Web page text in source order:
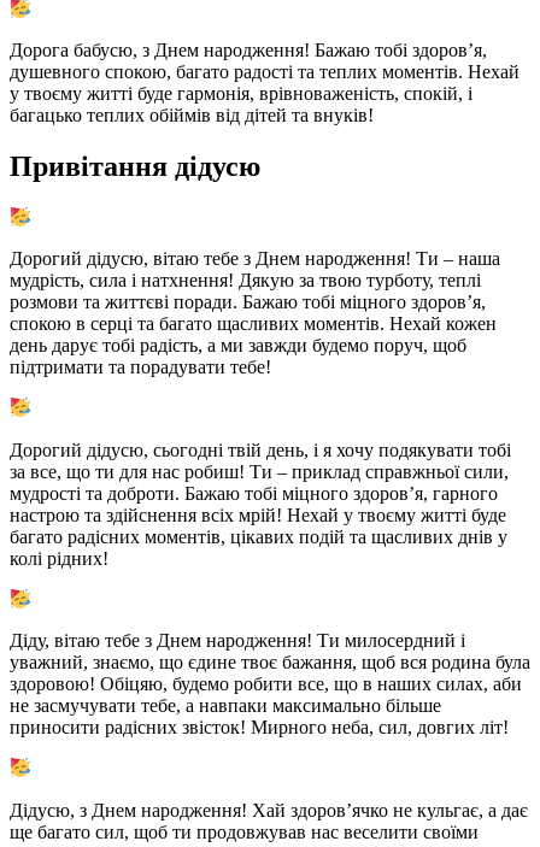
Дорога бабусю, з Днем народження! Бажаю тобі здоров’я,
душевного спокою, багато радості та теплих моментів. Нехай
у твоєму житті буде гармонія, врівноваженість, спокій, і
багацько теплих обіймів від дітей та внуків!
Привітання дідусю
Дорогий дідусю, вітаю тебе з Днем народження! Ти – наша
мудрість, сила і натхнення! Дякую за твою турботу, теплі
розмови та життєві поради. Бажаю тобі міцного здоров’я,
спокою в серці та багато щасливих моментів. Нехай кожен
день дарує тобі радість, а ми завжди будемо поруч, щоб
підтримати та порадувати тебе!
Дорогий дідусю, сьогодні твій день, і я хочу подякувати тобі
за все, що ти для нас робиш! Ти – приклад справжньої сили,
мудрості та доброти. Бажаю тобі міцного здоров’я, гарного
настрою та здійснення всіх мрій! Нехай у твоєму житті буде
багато радісних моментів, цікавих подій та щасливих днів у
колі рідних!
Діду, вітаю тебе з Днем народження! Ти милосердний і
уважний, знаємо, що єдине твоє бажання, щоб вся родина була
здоровою! Обіцяю, будемо робити все, що в наших силах, аби
не засмучувати тебе, а навпаки максимально більше
приносити радісних звісток! Мирного неба, сил, довгих літ!
Дідусю, з Днем народження! Хай здоров’ячко не кульгає, а дає
ще багато сил, щоб ти продовжував нас веселити своїми